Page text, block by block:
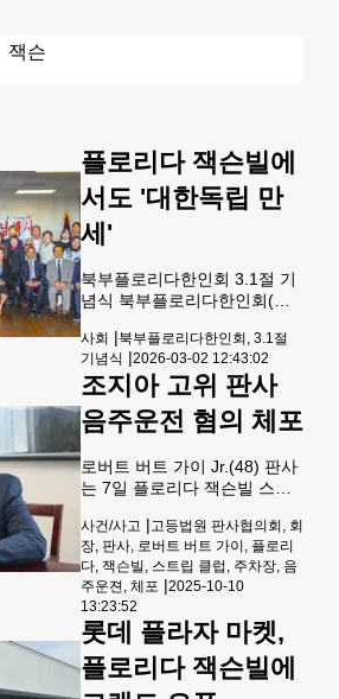
플로리다 잭슨빌에
서도 '대한독립 만
세'
북부플로리다한인회 3.1절 기
념식 북부플로리다한인회(회
을 맞아 잭슨빌 한인동포 60명
이 참석한 가운데 기념식을 개
최하고 3.1운동의 역사적 의미
와 숭고한 독립정신을 되새겼
다.잭슨빌 만다린 시니어센터
무총장의 사회로 진행돼 국민
의례에 이어 이경선 한인회이
님의교회)의 대한민국을 위한
기도, 채종훈 전 플로리다연합
회장의 독립선언문 낭독, 조남
용 회장의 뮤지컬 ‘영웅’ 안중
근 의사의 대사 낭독과 뮤지컬
음악 공연 열창이 이어져 참석
자 모두가 감동
사회 |북부플로리다한인회, 3.1절
기념식 |2026-03-02 12:43:02
조지아 고위 판사
음주운전 혐의 체포
로버트 버트 가이 Jr.(48) 판사
는 7일 플로리다 잭슨빌 스트
을 후진하다 픽업 트럭과 접촉
사고를 낸 후 도주 시도 혐의로
체포됐다. 당시 심하게 취한 상
태에서 차를 제대로 주차하지
못해 주차요원이 직접 차를 유
도했다는 진술 확보. 사고 후
픽업트럭 운전자가 보험 정보
를 요청했지만 500달러를 제
사건/사고 | 고등법원 판사협의회, 회
장, 판사, 로버트 버트 가이, 플로리
다, 잭슨빌, 스트립 클럽, 주차장, 음
주운젼, 체포 |2025-10-10
13:23:52
롯데 플라자 마켓,
플로리다 잭슨빌에